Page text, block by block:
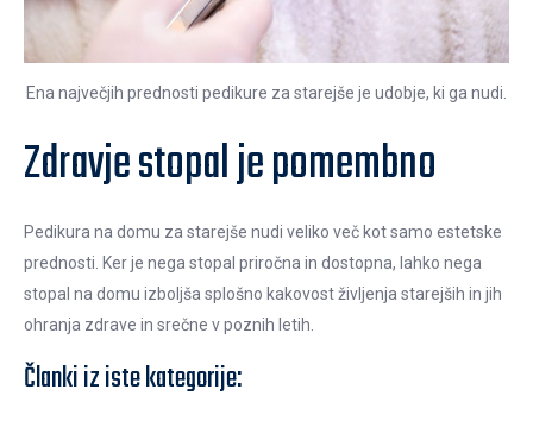
Ena največjih prednosti pedikure za starejše je udobje, ki ga nudi.
Zdravje stopal je pomembno
Pedikura na domu za starejše nudi veliko več kot samo estetske
prednosti. Ker je nega stopal priročna in dostopna, lahko nega
stopal na domu izboljša splošno kakovost življenja starejših in jih
ohranja zdrave in srečne v poznih letih.
Članki iz iste kategorije: